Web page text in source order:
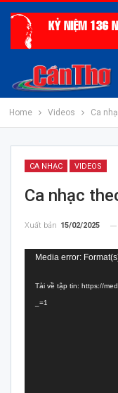
Home Videos Ca
CA NHẠC VIDEOS
Ca nhạc
Xuất bản 15/02/2025
Trình
Video
Media error:
Tải về tập tin: https://
_=1